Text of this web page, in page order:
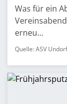
Was für ein
erneu...
Quelle: ASV